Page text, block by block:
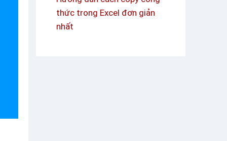
thức trong Excel đơn giản
nhất